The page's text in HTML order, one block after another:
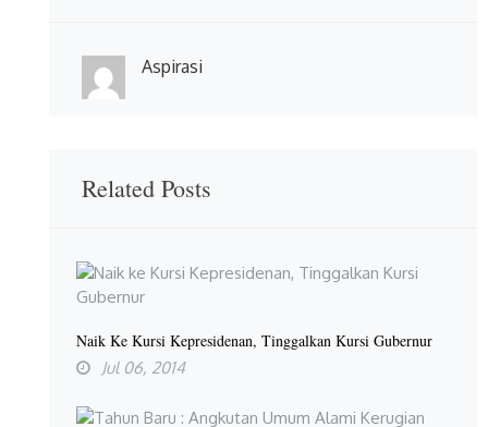
Aspirasi
Related Posts
Naik Ke Kursi Kepresidenan, Tinggalkan Kursi Gubernur
Jul 06, 2014